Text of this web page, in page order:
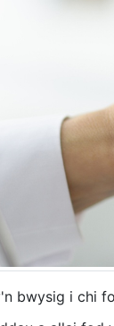
bwysig i chi